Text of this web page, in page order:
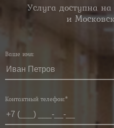
Услуга доступна
и
Ваше имя:
Контактный телефон:*